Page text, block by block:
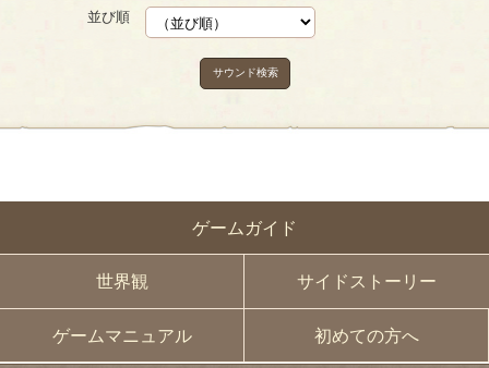
ゲームガイド
世界観 サイドストーリー
ゲームマニュアル 初めての方へ
並び順
サウンド検索